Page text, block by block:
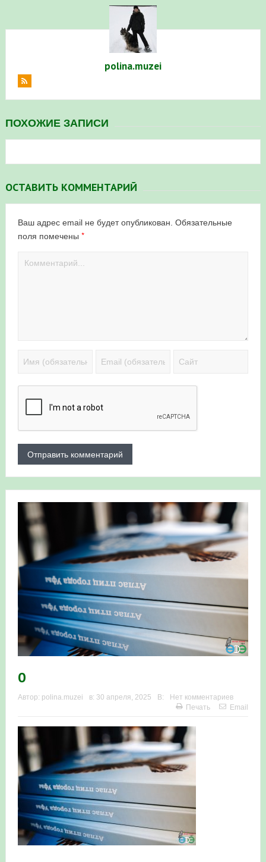
polina.muzei
ПОХОЖИЕ ЗАПИСИ
ОСТАВИТЬ КОММЕНТАРИЙ
Ваш адрес email не будет опубликован. Обязательные
поля помечены *
0
Автор: polina.muzei в: 30 апреля, 2025 В:
Нет комментариев
Печать
Email